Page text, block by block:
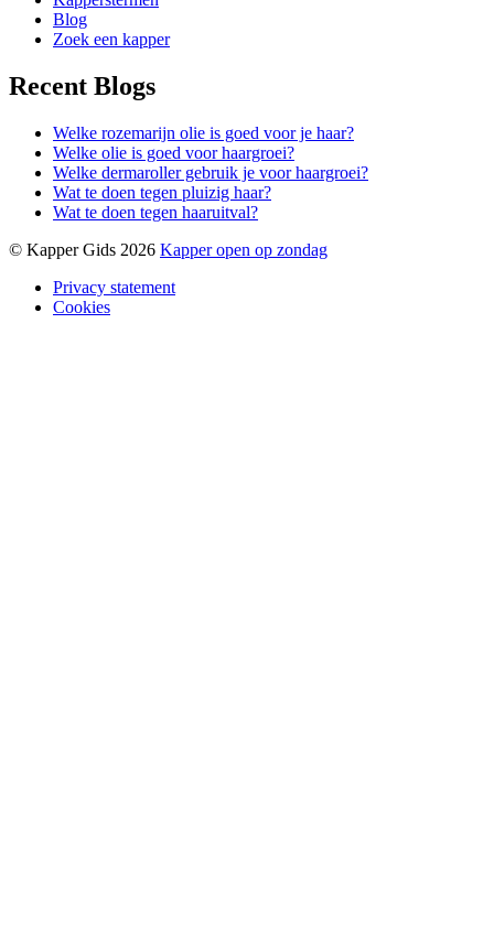
Blog
Zoek een kapper
Recent Blogs
Welke rozemarijn olie is goed voor je haar?
Welke olie is goed voor haargroei?
Welke dermaroller gebruik je voor haargroei?
Wat te doen tegen pluizig haar?
Wat te doen tegen haaruitval?
© Kapper Gids 2026 Kapper open op zondag
Privacy statement
Cookies